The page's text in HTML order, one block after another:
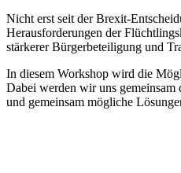
Nicht erst seit der Brexit-
Herausforderungen der
stärkerer Bürgerbeteiligung und
In diesem Workshop wird die
Dabei werden wir uns
und gemeinsam mögliche